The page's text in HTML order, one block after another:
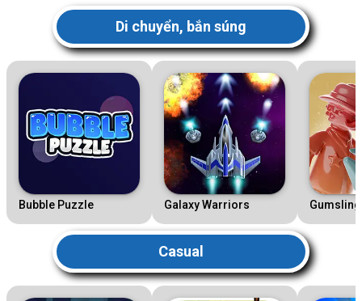
Di chuyển, bắn súng
Bubble Puzzle Galaxy Warriors
Casual